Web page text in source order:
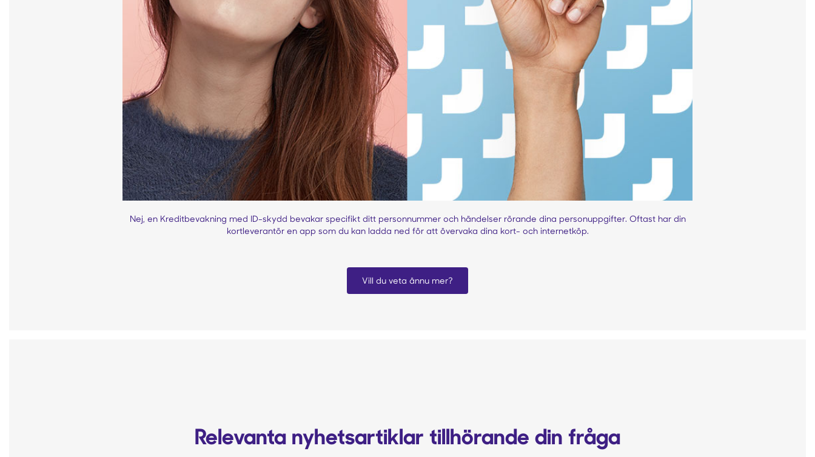
Nej, en Kreditbevakning med ID-skydd bevakar specifikt ditt personnummer och händelser rörande dina personuppgifter. Oftast har din
kortleverantör en app som du kan ladda ned för att övervaka dina kort- och internetköp.
Vill du veta ännu mer?
Relevanta nyhetsartiklar tillhörande din fråga